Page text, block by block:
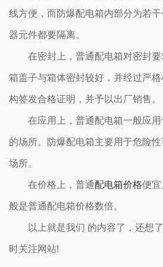
线方便，而防爆配电箱内部分为若
器元件都要隔离。
在密封上，普通配电箱对密封
箱盖子与箱体密封较好，并经过严
构签发合格证明，并予以出厂销售。
在应用上，普通配电箱一般应
的场所。防爆配电箱主要用于危险
场所。
在价格上，普通配电箱价格便
般是普通配电箱价格数倍。
以上就是我们 的内容了，还想
时关注网站!